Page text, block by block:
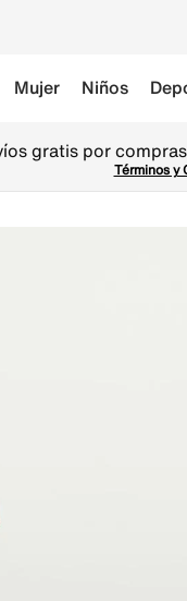
Mujer Niños
gratis por
Términos y